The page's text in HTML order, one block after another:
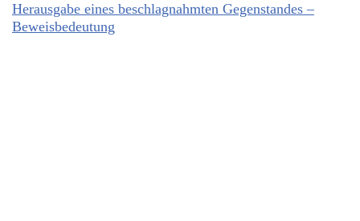
Herausgabe eines beschlagnahmten Gegenstandes –
Beweisbedeutung